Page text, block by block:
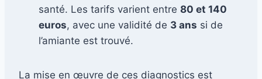
santé. Les tarifs varient entre 80 et 140
euros, avec une validité de 3 ans si de
l’amiante est trouvé.
La mise en œuvre de ces diagnostics est